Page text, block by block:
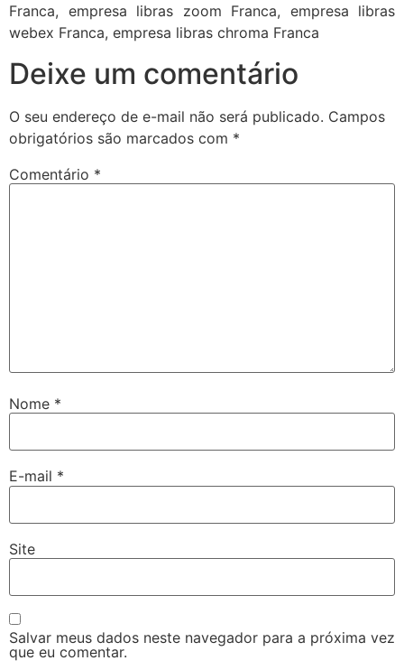
Franca, empresa libras zoom Franca, empresa libras
webex Franca, empresa libras chroma Franca
Deixe um comentário
O seu endereço de e-mail não será publicado. Campos
obrigatórios são marcados com *
Comentário *
Nome *
E-mail *
Site
Salvar meus dados neste navegador para a próxima vez
que eu comentar.